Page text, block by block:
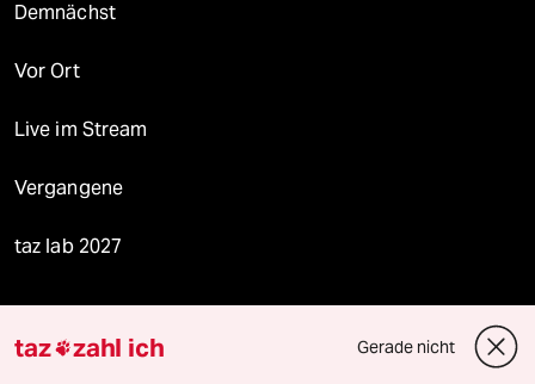
Demnächst
Vor Ort
Live im Stream
Vergangene
taz lab 2027
Mehr taz Lesestoff
taz zahl ich Gerade nicht